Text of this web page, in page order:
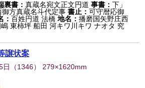
裏書：真蔵名宛文正文円道 事書：下」
方真蔵名斗代定事 書止：可守暦応御
：百姓円道 法橋 地名：播磨国矢野庄西
東柿坪 船田 河キワ川キワ ナオタ 究
譲状案
日 （1346） 279×1620mm